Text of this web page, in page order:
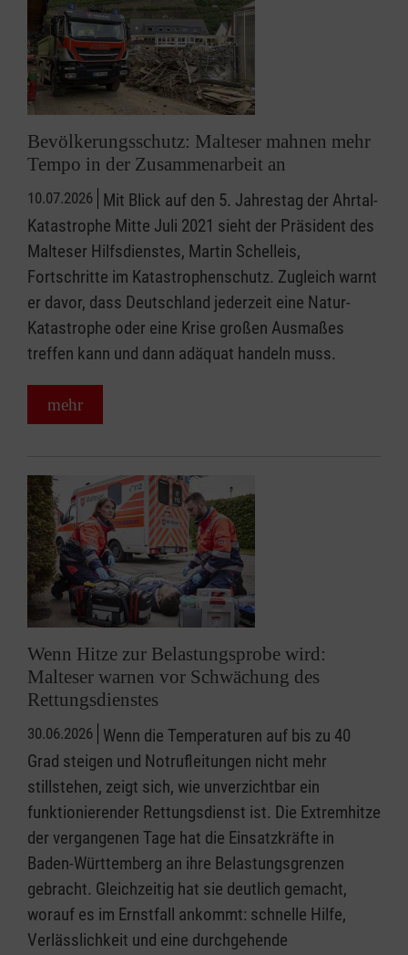
Bevölkerungsschutz: Malteser mahnen mehr
Tempo in der Zusammenarbeit an
10.07.2026 Mit Blick auf den 5. Jahrestag der Ahrtal-
Katastrophe Mitte Juli 2021 sieht der Präsident des
Malteser Hilfsdienstes, Martin Schelleis,
Fortschritte im Katastrophenschutz. Zugleich warnt
er davor, dass Deutschland jederzeit eine Natur-
Katastrophe oder eine Krise großen Ausmaßes
treffen kann und dann adäquat handeln muss.
mehr
Wenn Hitze zur Belastungsprobe wird:
Malteser warnen vor Schwächung des
Rettungsdienstes
30.06.2026 Wenn die Temperaturen auf bis zu 40
Grad steigen und Notrufleitungen nicht mehr
stillstehen, zeigt sich, wie unverzichtbar ein
funktionierender Rettungsdienst ist. Die Extremhitze
der vergangenen Tage hat die Einsatzkräfte in
Baden-Württemberg an ihre Belastungsgrenzen
gebracht. Gleichzeitig hat sie deutlich gemacht,
worauf es im Ernstfall ankommt: schnelle Hilfe,
Verlässlichkeit und eine durchgehende